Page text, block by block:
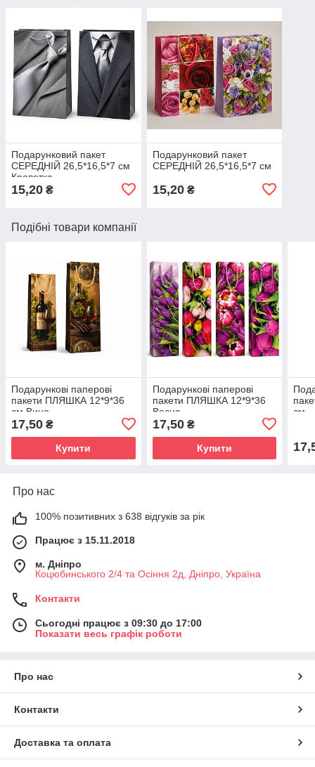
Подарунковий пакет
СЕРЕДНІЙ 26,5*16,5*7 см
Краватка
15,20 ₴
Подарунковий пакет
СЕРЕДНІЙ 26,5*16,5*7 см
15,20₴
Подібні товари компанії
Подарункові паперові
пакети ПЛЯШКА 12*9*36
см Вино
17,50 ₴
Купити
Подарункові паперові
пакети ПЛЯШКА 12*9*36
Весна
17,50₴
Купити
см
Про нас
100% позитивних з 638 відгуків за рік
Працює з 15.11.2018
м. Дніпро
Коцюбинського 2/4 та Осіння 2д, Дніпро, Україна
Контакти
Сьогодні працює з 09:30 до 17:00
Показати весь графік роботи
Про нас
Контакти
Доставка та оплата